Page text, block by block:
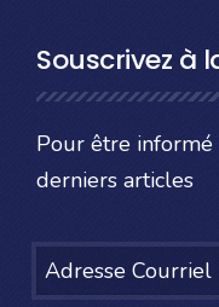
Souscrivez à
Pour être
derniers articles